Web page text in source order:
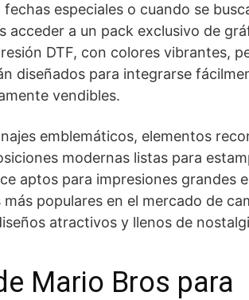
especiales o cuando se
acceder a un pack exclusivo de
DTF, con colores vibrantes,
diseñados para integrarse
vendibles.
emblemáticos, elementos
modernas listas para
aptos para impresiones grandes
populares en el mercado de
atractivos y llenos de
Mario Bros para